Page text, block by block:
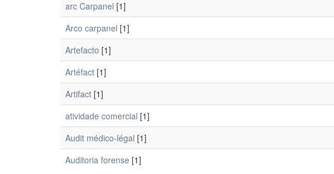
arc Carpanel [1]
Arco carpanel [1]
Artefacto [1]
Artéfact [1]
Artifact [1]
atividade comercial [1]
Audit médico-légal [1]
Auditoria forense [1]